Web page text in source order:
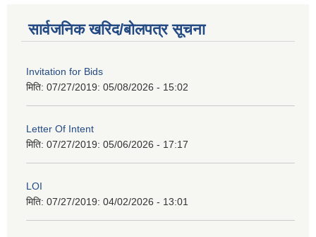
सार्वजनिक खरिद/बोलपत्र सूचना
Invitation for Bids
मिति: 07/27/2019: 05/08/2026 - 15:02
Letter Of Intent
मिति: 07/27/2019: 05/06/2026 - 17:17
LOI
मिति: 07/27/2019: 04/02/2026 - 13:01